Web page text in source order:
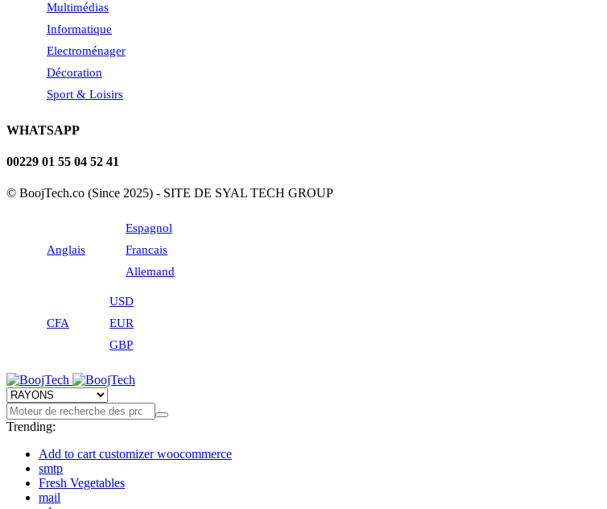
Multimédias
Informatique
Electroménager
Décoration
Sport & Loisirs
WHATSAPP
00229 01 55 04 52 41
© BoojTech.co (Since 2025) - SITE DE SYAL TECH GROUP
Anglais
Espagnol
Francais
Allemand
CFA
USD
EUR
GBP
Trending:
Add to cart customizer woocommerce
smtp
Fresh Vegetables
mail